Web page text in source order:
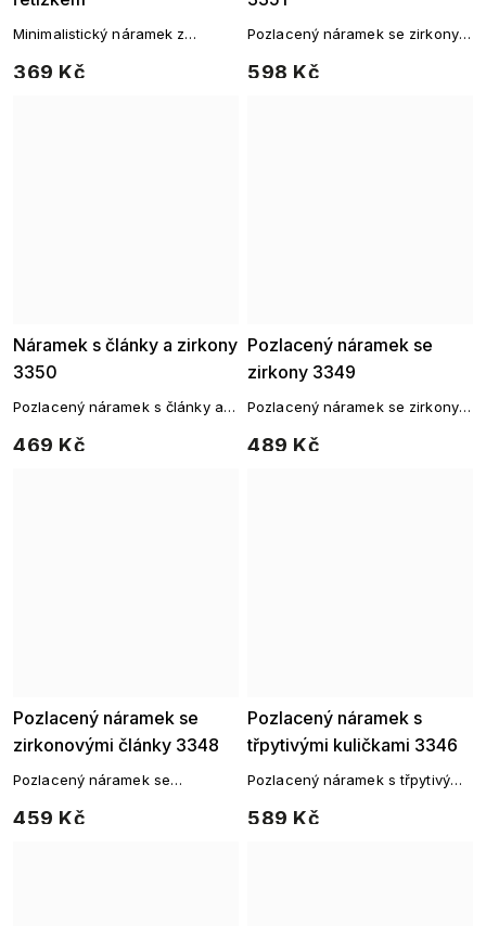
369 Kč
Minimalistický náramek z
řetízkem
598 Kč
Pozlacený náramek se zirkony z
třpyt
Náramek s články a zirkony
3350
469 Kč
Pozlacený náramek s články a
Pozlacený náramek se
zirkony 3349
489 Kč
Pozlacený náramek se zirkony –
Pozlacený náramek se
zirkonovými články 3348
459 Kč
Pozlacený náramek se
Pozlacený náramek s
třpytivými kuličkami 3346
589 Kč
Pozlacený náramek s třpytivými
každém detailu